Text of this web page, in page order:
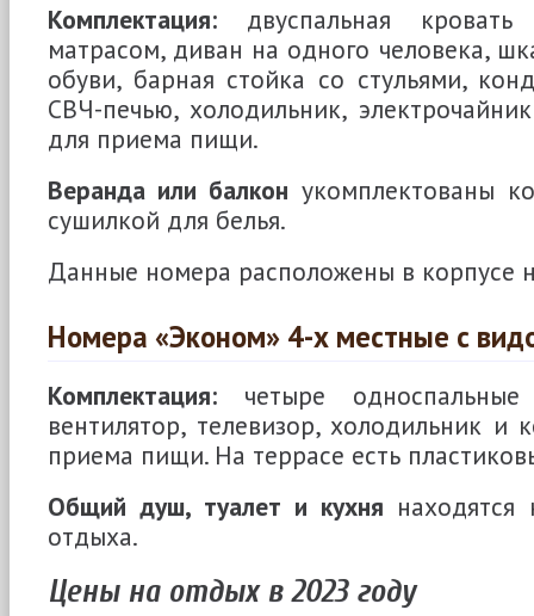
Комплектация: двуспальная
матрасом, диван на одного человека,
обуви, барная стойка со стульями,
СВЧ-печью, холодильник,
для приема пищи.
Веранда или балкон укомплектованы
сушилкой для белья.
Данные номера расположены в корпусе
Номера «Эконом» 4-х местные с
Комплектация: четыре
вентилятор, телевизор, холодильник и
приема пищи. На террасе есть
Общий душ, туалет и кухня
отдыха.
Цены на отдых в 2023 году